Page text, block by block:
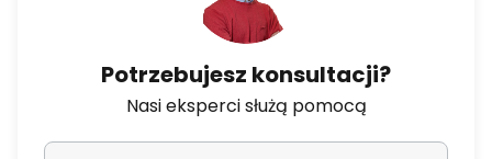
Potrzebujesz konsultacji?
Nasi eksperci służą pomocą